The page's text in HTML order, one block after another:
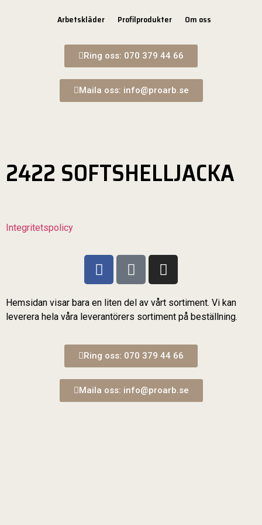
Arbetskläder Profilprodukter Om oss
Ring oss: 070 379 44 66
Maila oss: info@proarb.se
2422 SOFTSHELLJACKA
Integritetspolicy
Hemsidan visar bara en liten del av vårt sortiment. Vi kan
leverera hela våra leverantörers sortiment på beställning.
Ring oss: 070 379 44 66
Maila oss: info@proarb.se